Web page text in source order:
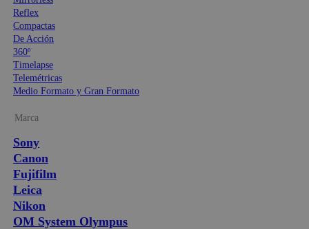
Reflex
Compactas
De Acción
360º
Timelapse
Telemétricas
Medio Formato y Gran Formato
Marca
Sony
Canon
Fujifilm
Leica
Nikon
OM System Olympus